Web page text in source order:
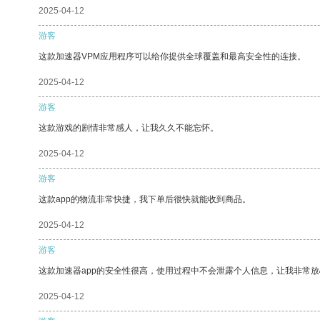
2025-04-12
游客
这款加速器VPM应用程序可以给你提供全球覆盖和最高安全性的连接。
2025-04-12
游客
这款游戏的剧情非常感人，让我久久不能忘怀。
2025-04-12
游客
这款app的物流非常快捷，我下单后很快就能收到商品。
2025-04-12
游客
这款加速器app的安全性很高，使用过程中不会泄露个人信息，让我非常
2025-04-12